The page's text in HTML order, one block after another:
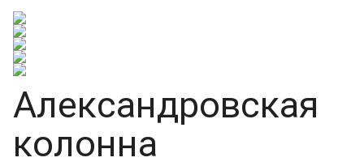
Александровская
колонна